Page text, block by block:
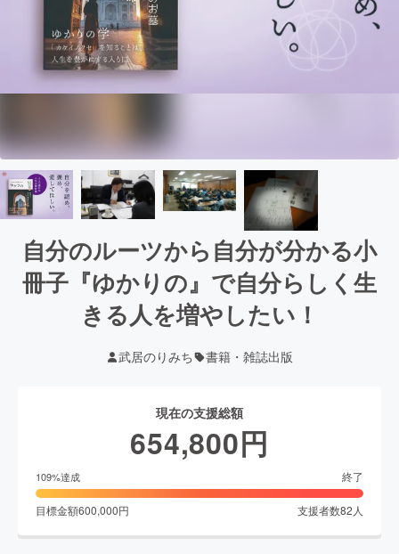
自分のルーツから自分が分かる小
冊子『ゆかりの』で自分らしく生
きる人を増やしたい！
武居のりみち 書籍・雑誌出版
現在の支援総額
654,800円
109%達成 終了
目標金額600,000円 支援者数82 人